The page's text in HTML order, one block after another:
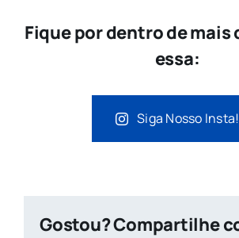
Fique por dentro de mais
essa:
Siga Nosso Insta!
Gostou? Compartilhe